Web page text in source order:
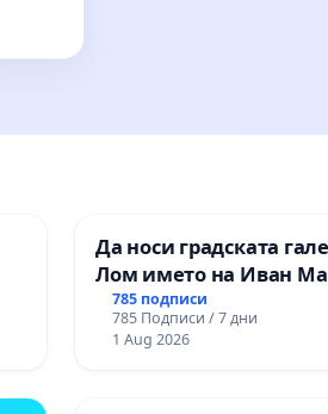
Да носи градската
Лом името на Иван
785 подписи
785 Подписи / 7 дни
1 Aug 2026